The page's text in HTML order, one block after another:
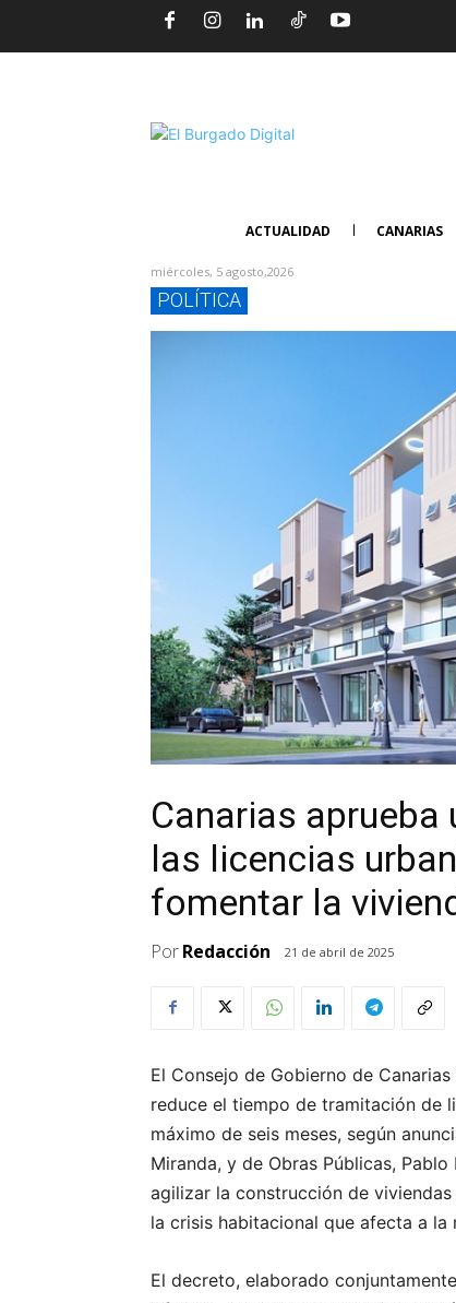
ACTUALIDAD CANARIAS
miércoles, 5 agosto,2026
POLÍTICA
Canarias
las licencias
fomentar la
PorRedacción 21 de abril de 2025
El Consejo de Gobierno de
reduce el tiempo de tramitación de
máximo de seis meses, según
Miranda, y de Obras Públicas,
agilizar la construcción de
la crisis habitacional que afecta a la
El decreto, elaborado